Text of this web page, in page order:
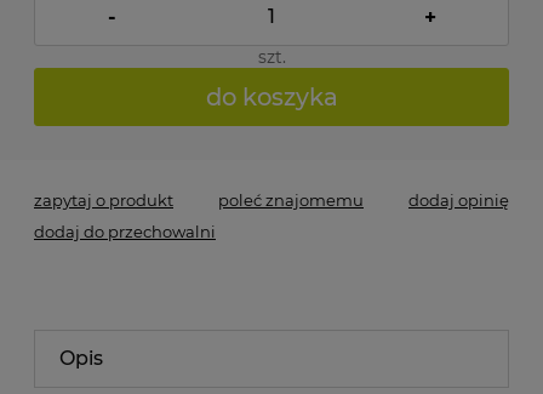
- +
szt.
do koszyka
zapytaj o produkt poleć znajomemu
dodaj opinię
dodaj do przechowalni
Opis